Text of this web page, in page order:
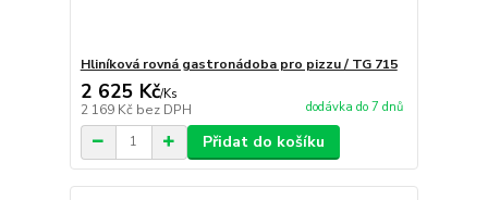
Hliníková rovná gastronádoba pro pizzu / TG 715
2 625 Kč/Ks
2 169 Kč bez DPH dodávka do 7 dnů
Přidat do košíku